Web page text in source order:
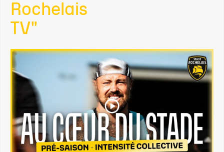
Rochelais
TV"